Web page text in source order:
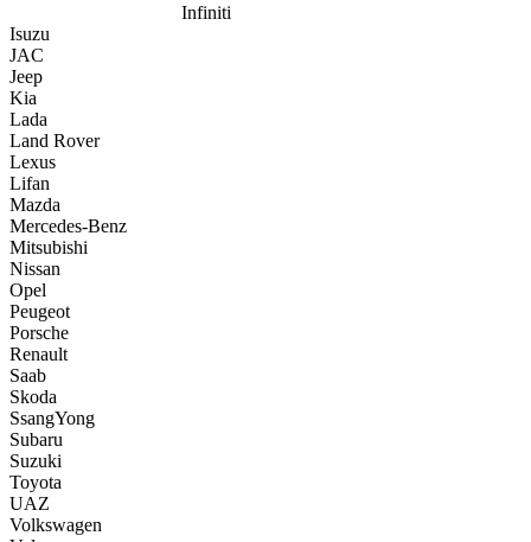
Infiniti
Isuzu
JAC
Jeep
Kia
Lada
Land Rover
Lexus
Lifan
Mazda
Mercedes-Benz
Mitsubishi
Nissan
Opel
Peugeot
Porsche
Renault
Saab
Skoda
SsangYong
Subaru
Suzuki
Toyota
UAZ
Volkswagen